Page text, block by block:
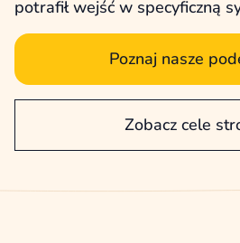
potrafił wejść w specyficzną
Poznaj nasze
Zobacz cele